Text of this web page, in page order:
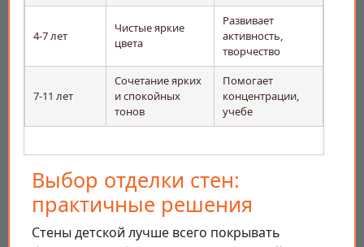
4-7 лет
Чистые яркие
цвета
Развивает
активность,
творчество
7-11 лет
Сочетание ярких
и спокойных
тонов
Помогает
концентрации,
учебе
Выбор отделки стен:
практичные решения
Стены детской лучше всего покрывать